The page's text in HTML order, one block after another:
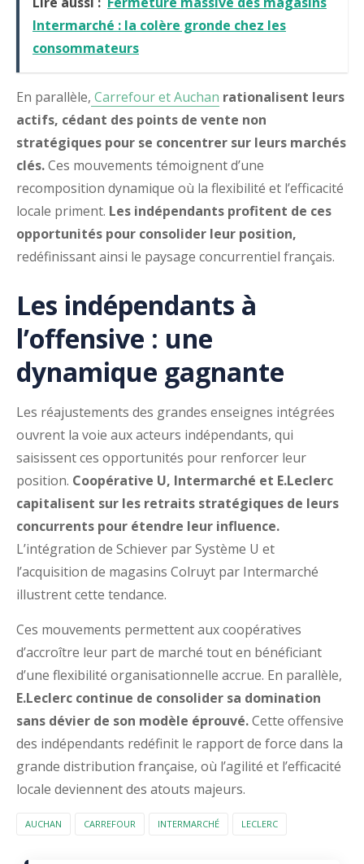
Intermarché : la colère gronde chez les
consommateurs
En parallèle, Carrefour et Auchan rationalisent leurs
actifs, cédant des points de vente non
stratégiques pour se concentrer sur leurs marchés
clés.Ces mouvements témoignent d’une
recomposition dynamique où la flexibilité et l’efficacité
locale priment. Les indépendants profitent de ces
opportunités pour consolider leur position,
redéfinissant ainsi le paysage concurrentiel français.
Les indépendants à
l’offensive : une
dynamique gagnante
Les réajustements des grandes enseignes intégrées
ouvrent la voie aux acteurs indépendants, qui
saisissent ces opportunités pour renforcer leur
position. Coopérative U, Intermarché et E.Leclerc
capitalisent sur les retraits stratégiques de leurs
concurrents pour étendre leur influence.
L’intégration de Schiever par Système U et
l’acquisition de magasins Colruyt par Intermarché
illustrent cette tendance.
Ces mouvements permettent aux coopératives
d’accroître leur part de marché tout en bénéficiant
d’une flexibilité organisationnelle accrue. En parallèle,
E.Leclerc continue de consolider sa domination
sans dévier de son modèle éprouvé.Cette offensive
des indépendants redéfinit le rapport de force dans la
grande distribution française, où l’agilité et l’efficacité
locale deviennent des atouts majeurs.
AUCHAN CARREFOUR INTERMARCHÉ LECLERC